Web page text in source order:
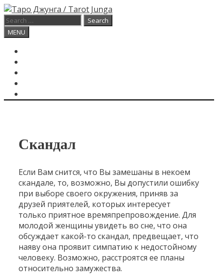
Skip
to
content
Search
for:
Search
MENU
Скандал
Если Вам снится, что Вы замешаны в некоем
скандале, то, возможно, Вы допустили ошибку
при выборе своего окружения, приняв за
друзей приятелей, которых интересует
только приятное времяпрепровождение. Для
молодой женщины увидеть во сне, что она
обсуждает какой-то скандал, предвещает, что
наяву она проявит симпатию к недостойному
человеку. Возможно, расстроятся ее планы
относительно замужества.